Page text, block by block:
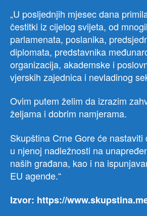
„U posljednjih mjesec dana
čestitki iz cijelog svijeta, od
parlamenata, poslanika,
diplomata, predstavnika
organizacija, akademske i
vjerskih zajednica i nevladinog
Ovim putem želim da izrazim
željama i dobrim namjerama.
Skupština Crne Gore će
u njenoj nadležnosti na
naših građana, kao i na
EU agende.“
Izvor: https://